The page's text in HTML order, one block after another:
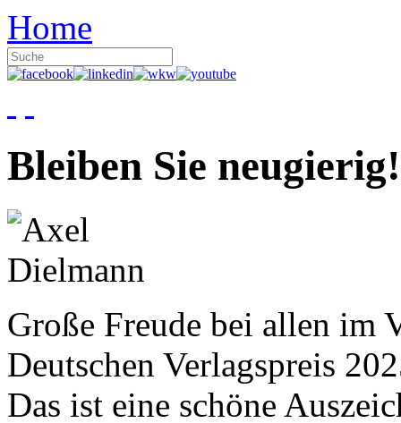
Home
Bleiben Sie neugierig!
Große Freude bei allen im
Deutschen Verlagspreis
Das ist eine schöne